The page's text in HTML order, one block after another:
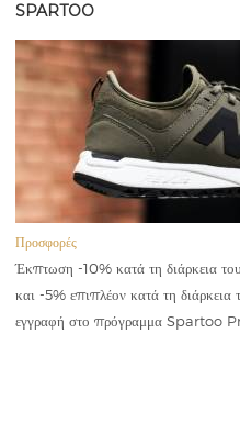
SPARTOO
Προσφορές
Έκπτωση -10% κατά τη διάρκεια
και -5% επιπλέον κατά τη
εγγραφή στο πρόγραμμα Spartoo